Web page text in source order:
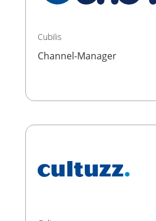
Cubilis
Channel-Manager